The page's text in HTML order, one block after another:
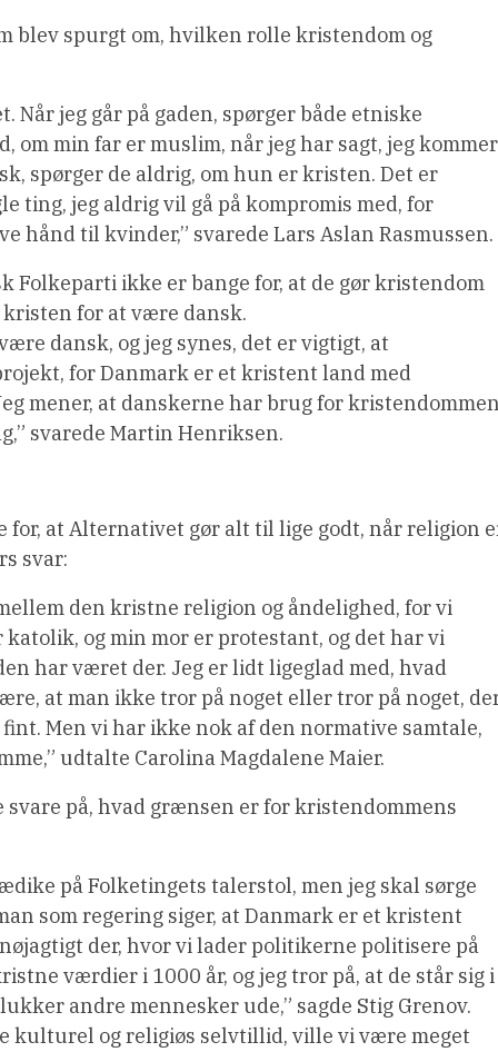
blev spurgt om, hvilken rolle kristendom og
Når jeg går på gaden, spørger både etniske
om min far er muslim, når jeg har sagt, jeg kommer
spørger de aldrig, om hun er kristen. Det er
ting, jeg aldrig vil gå på kompromis med, for
hånd til kvinder,” svarede Lars Aslan Rasmussen.
Folkeparti ikke er bange for, at de gør kristendom
for at være dansk.
dansk, og jeg synes, det er vigtigt, at
for Danmark er et kristent land med
mener, at danskerne har brug for
svarede Martin Henriksen.
for, at Alternativet gør alt til lige godt, når religion
svar:
den kristne religion og åndelighed, for vi
og min mor er protestant, og det har vi
har været der. Jeg er lidt ligeglad med, hvad
at man ikke tror på noget eller tror på noget,
Men vi har ikke nok af den normative samtale,
udtalte Carolina Magdalene Maier.
på, hvad grænsen er for kristendommens
på Folketingets talerstol, men jeg skal sørge
som regering siger, at Danmark er et kristent
der, hvor vi lader politikerne politisere på
værdier i 1000 år, og jeg tror på, at de står sig i
andre mennesker ude,” sagde Stig Grenov.
kulturel og religiøs selvtillid, ville vi være meget